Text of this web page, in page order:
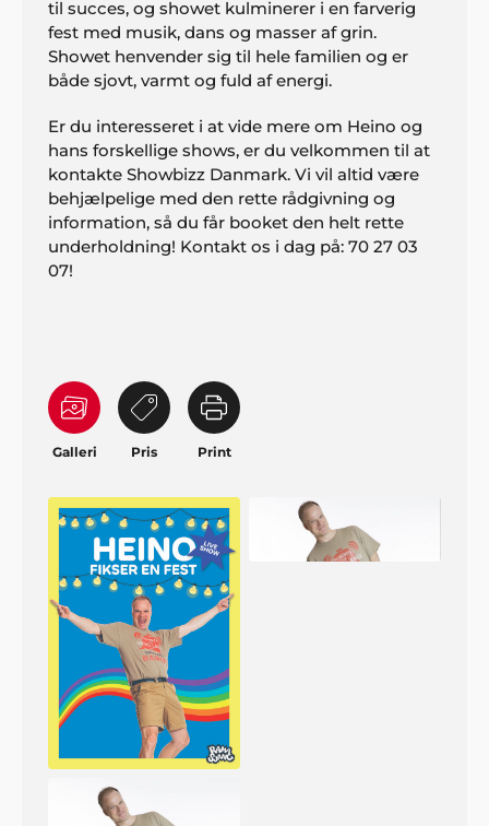
til succes, og showet kulminerer i en farverig
fest med musik, dans og masser af grin.
Showet henvender sig til hele familien og er
både sjovt, varmt og fuld af energi.
Er du interesseret i at vide mere om Heino og
hans forskellige shows, er du velkommen til at
kontakte Showbizz Danmark. Vi vil altid være
behjælpelige med den rette rådgivning og
information, så du får booket den helt rette
underholdning! Kontakt os i dag på: 70 27 03
07!
Galleri Pris Print